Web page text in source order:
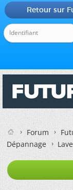
Retour sur
Forum
Dépannage